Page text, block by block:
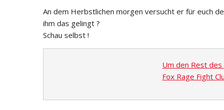
An dem Herbstlichen morgen versucht er für euch
ihm das gelingt ?
Schau selbst !
Um den Rest
Fox Rage Fight